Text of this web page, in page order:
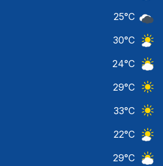
25°C
30°C
24°C
29°C
33°C
22°C
29°C